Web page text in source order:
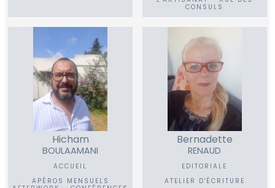
CONSULS
Hicham
BOULAAMANI
ACCUEIL
APÉROS MENSUELS
Bernadette
RENAUD
EDITORIALE
ATELIER D'ÉCRITURE